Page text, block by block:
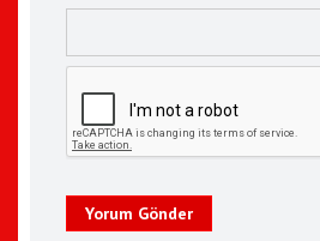
Yorum Gönder